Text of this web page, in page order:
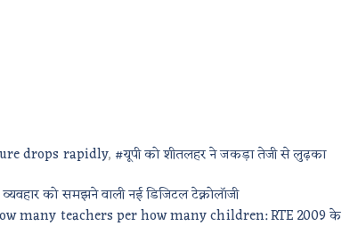
drops rapidly, #यूपी को शीतलहर ने जकड़ा तेजी से लुढ़का
को समझने वाली नई डिजिटल टेक्नोलॉजी
many teachers per how many children: RTE 2009 के